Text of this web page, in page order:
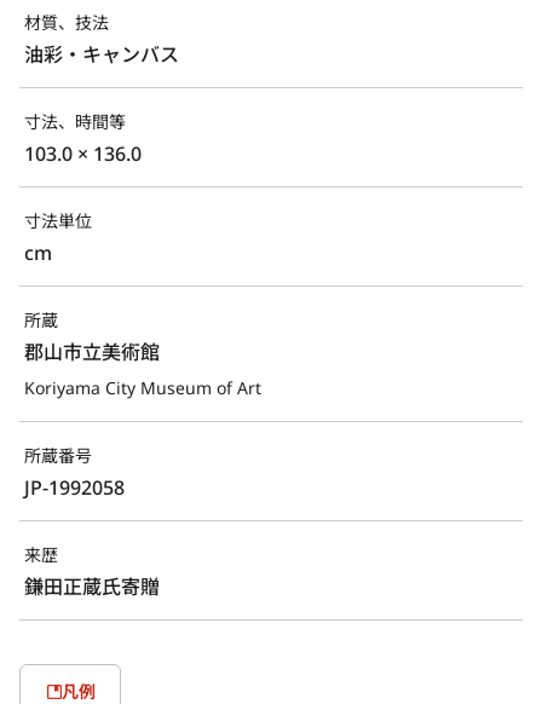
材質、技法
油彩・キャンバス
寸法、時間等
103.0 × 136.0
寸法単位
cm
所蔵
郡山市立美術館
Koriyama City Museum of Art
所蔵番号
JP-1992058
来歴
鎌田正蔵氏寄贈
凡例